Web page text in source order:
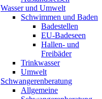
Wasser und Umwelt
Schwimmen und Baden
Badestellen
EU-Badeseen
Hallen- und
Freibäder
Trinkwasser
Umwelt
Schwangerenberatung
Allgemeine